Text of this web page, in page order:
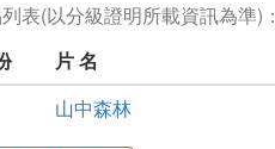
表(以分級證明所載資訊為準)：
片 名
山中森林